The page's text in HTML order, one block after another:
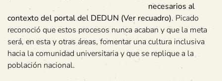
necesarios al
contexto del portal del DEDUN (Ver recuadro). Picado
reconoció que estos procesos nunca acaban y que la meta
será, en esta y otras áreas, fomentar una cultura inclusiva
hacia la comunidad universitaria y que se replique a la
población nacional.